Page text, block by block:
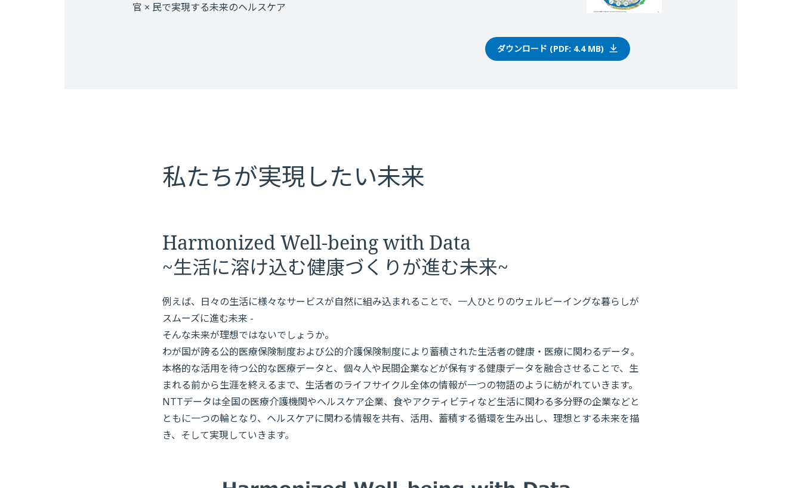
官 × 民で実現する未来のヘルスケア
ダウンロード (PDF: 4.4 MB)
私たちが実現したい未来
Harmonized Well-being with Data
~生活に溶け込む健康づくりが進む未来~
例えば、日々の生活に様々なサービスが自然に組み込まれることで、一人ひとりのウェルビーイングな暮らしが
スムーズに進む未来 -
そんな未来が理想ではないでしょうか。
わが国が誇る公的医療保険制度および公的介護保険制度により蓄積された生活者の健康・医療に関わるデータ。
本格的な活用を待つ公的な医療データと、個々人や民間企業などが保有する健康データを融合させることで、生
まれる前から生涯を終えるまで、生活者のライフサイクル全体の情報が一つの物語のように紡がれていきます。
NTTデータは全国の医療介護機関やヘルスケア企業、食やアクティビティなど生活に関わる多分野の企業などと
ともに一つの輪となり、ヘルスケアに関わる情報を共有、活用、蓄積する循環を生み出し、理想とする未来を描
き、そして実現していきます。